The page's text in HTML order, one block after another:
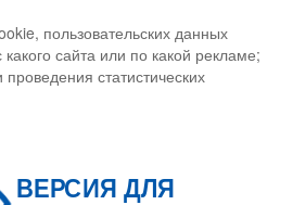
пользовательских данных
сайта или по какой рекламе;
статистических